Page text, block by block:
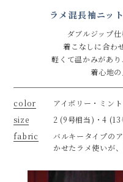
ラメ混長袖ニッ
ダブルジップ仕
着こなしに合わ
軽くて温かみがあ
着⼼地の
color
アイボリー・ミン
size
2 (9号相当)・4 (13
fabric
バルキータイプの
かせたラメ使いが